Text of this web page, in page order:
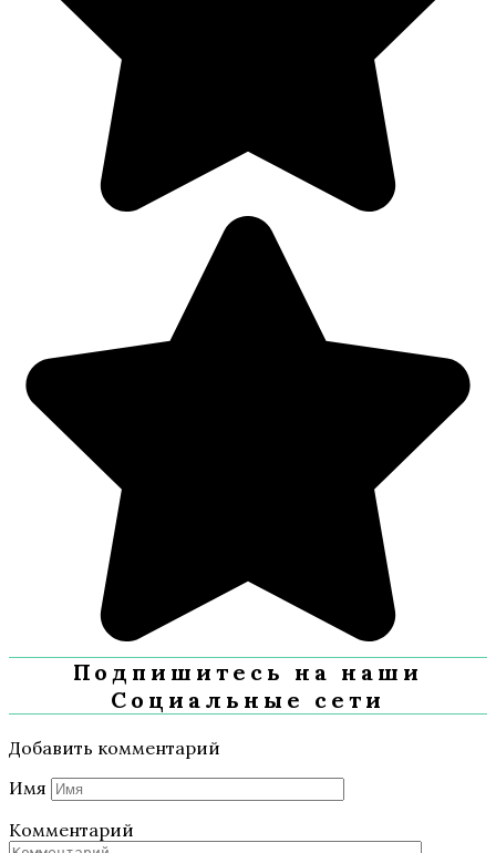
Подпишитесь на наши
Социальные сети
Добавить комментарий
Имя
Комментарий